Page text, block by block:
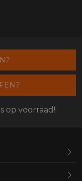
op voorraad!